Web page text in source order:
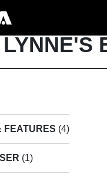
FEATURES (4)
(1)